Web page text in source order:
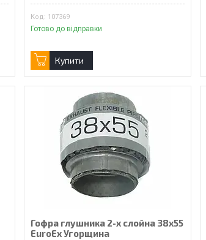
107369
Готово до відправки
Купити
Гофра глушника 2-х слойна 38x55
EuroEx Угорщина